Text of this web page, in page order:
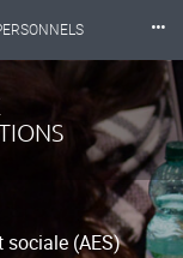
BIBLIOTHÈQUES
⸱⸱⸱
(AES)